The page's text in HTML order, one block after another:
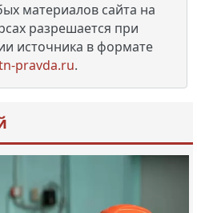
материалов сайта на
разрешается при
источника в формате
pravda.ru.